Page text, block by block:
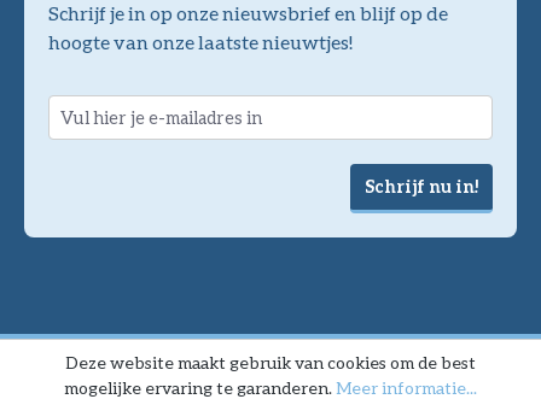
Schrijf je in op onze nieuwsbrief en blijf op de
hoogte van onze laatste nieuwtjes!
Schrijf nu in!
Deze website maakt gebruik van cookies om de best
mogelijke ervaring te garanderen.Meer informatie...